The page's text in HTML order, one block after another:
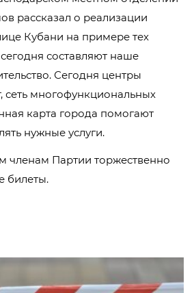
рассказал о реализации
Кубани на примере тех
составляют наше
Сегодня центры
сеть многофункциональных
карта города помогают
нужные услуги.
членам Партии торжественно
билеты.